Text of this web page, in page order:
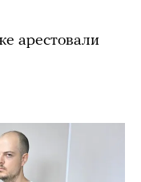
арестовали